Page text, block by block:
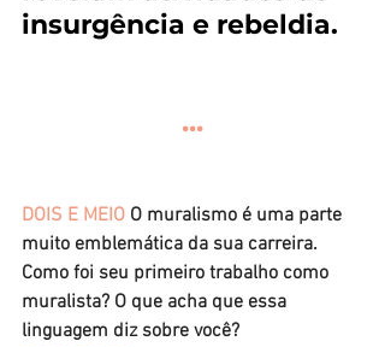
insurgência e rebeldia.
...
DOIS E MEIO O muralismo é uma parte
muito emblemática da sua carreira.
Como foi seu primeiro trabalho como
muralista? O que acha que essa
linguagem diz sobre você?